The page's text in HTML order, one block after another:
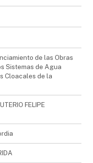
de las Obras
Sistemas de Agua
Cloacales de la
FELIPE